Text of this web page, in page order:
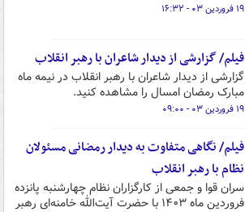
۱۹ فروردین ۰۳ - ۱۶:۳۲
فیلم/ گزارشی از دیدار شاعران با رهبر انقلاب
گزارشی از دیدار شاعران با رهبر انقلاب در نیمه ماه
مبارک رمضان امسال را مشاهده کنید.
۱۹ فروردین ۰۳ - ۰۹:۰۰
فیلم/ نگاهی متفاوت به دیدار رمضانی مسئولان
نظام با رهبر انقلاب
سران قوا و جمعی از کارگزاران نظام چهارشنبه پانزده
فروردین‌ ماه ۱۴۰۳ با حضرت آیت‌الله خامنه‌ای رهبر